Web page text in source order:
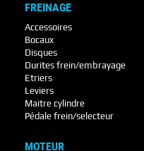
FREINAGE
Accessoires
Bocaux
Disques
Durites frein/embrayage
Etriers
Leviers
Maitre cylindre
Pédale frein/selecteur
MOTEUR